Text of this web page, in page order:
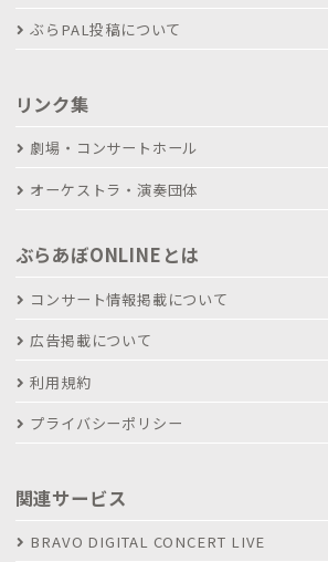
ぶらPAL投稿について
リンク集
劇場・コンサートホール
オーケストラ・演奏団体
ぶらあぼONLINEとは
コンサート情報掲載について
広告掲載について
利用規約
プライバシーポリシー
関連サービス
BRAVO DIGITAL CONCERT LIVE